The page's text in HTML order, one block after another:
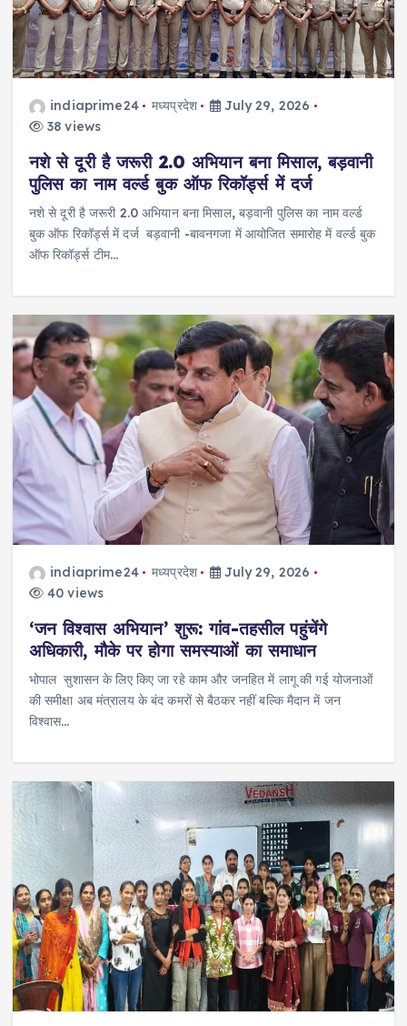
indiaprime24 मध्यप्रदेश
July 29, 2026
38 views
नशे से दूरी है जरूरी 2.0 अभियान बना मिसाल, बड़वानी
पुलिस का नाम वर्ल्ड बुक ऑफ रिकॉर्ड्स में दर्ज
नशे से दूरी है जरूरी 2.0 अभियान बना मिसाल, बड़वानी पुलिस का नाम वर्ल्ड
बुक ऑफ रिकॉर्ड्स में दर्ज बड़वानी -बावनगजा में आयोजित समारोह में वर्ल्ड बुक
ऑफ रिकॉर्ड्स टीम…
indiaprime24 मध्यप्रदेश
July 29, 2026
40 views
‘जन विश्वास अभियान’ शुरू: गांव-तहसील पहुंचेंगे
अधिकारी, मौके पर होगा समस्याओं का समाधान
भोपाल सुशासन के लिए किए जा रहे काम और जनहित में लागू की गई योजनाओं
की समीक्षा अब मंत्रालय के बंद कमरों से बैठकर नहीं बल्कि मैदान में जन
विश्वास…